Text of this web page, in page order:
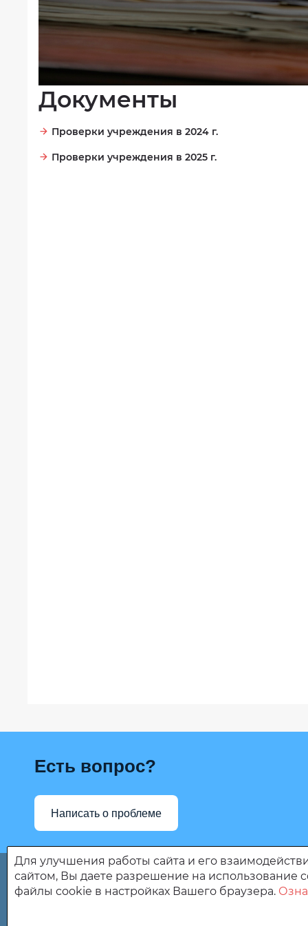
Специальная
оценка
труда
Попечительский
совет
среда
форме
Количество
учреждении
Документы
Проверки учреждения в 2024 г.
Проверки учреждения в 2025 г.
Есть вопрос?
Написать о проблеме
«Сердобский дом-интернат для престарелых и
Для улучшения работы сайта и его
сайтом, Вы даете разрешение на использование
файлы cookie в настройках Вашего браузера.